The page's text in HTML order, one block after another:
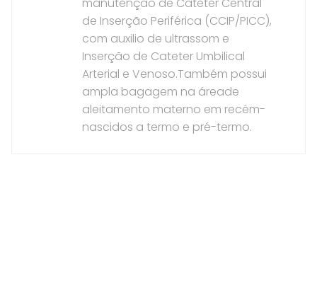
de Inserção Periférica (CCIP/PICC),
com auxilio de ultrassom e
Inserção de Cateter Umbilical
Arterial e Venoso.Também possui
ampla bagagem na áreade
aleitamento materno em recém-
nascidos a termo e pré-termo.